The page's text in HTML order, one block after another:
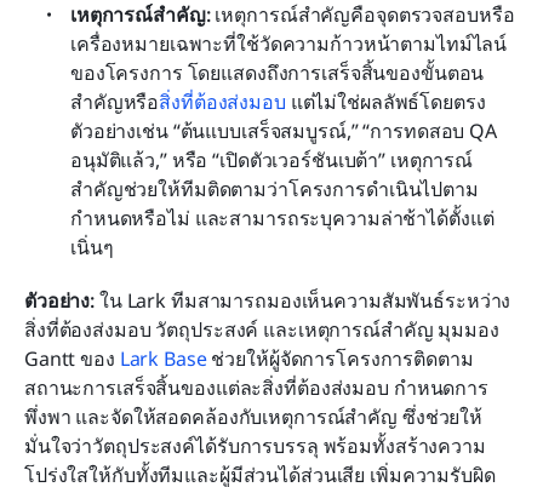
เหตุการณ์สำคัญ: เหตุการณ์สำคัญคือจุดตรวจสอบหรือ
เครื่องหมายเฉพาะที่ใช้วัดความก้าวหน้าตามไทม์ไลน์
ของโครงการ โดยแสดงถึงการเสร็จสิ้นของขั้นตอน
สำคัญหรือสิ่งที่ต้องส่งมอบ แต่ไม่ใช่ผลลัพธ์โดยตรง
ตัวอย่างเช่น “ต้นแบบเสร็จสมบูรณ์,” “การทดสอบ QA
อนุมัติแล้ว,” หรือ “เปิดตัวเวอร์ชันเบต้า” เหตุการณ์
สำคัญช่วยให้ทีมติดตามว่าโครงการดำเนินไปตาม
กำหนดหรือไม่ และสามารถระบุความล่าช้าได้ตั้งแต่
เนิ่นๆ
ตัวอย่าง: ใน Lark ทีมสามารถมองเห็นความสัมพันธ์ระหว่าง
สิ่งที่ต้องส่งมอบ วัตถุประสงค์ และเหตุการณ์สำคัญ มุมมอง
Gantt ของ Lark Base ช่วยให้ผู้จัดการโครงการติดตาม
สถานะการเสร็จสิ้นของแต่ละสิ่งที่ต้องส่งมอบ กำหนดการ
พึ่งพา และจัดให้สอดคล้องกับเหตุการณ์สำคัญ ซึ่งช่วยให้
มั่นใจว่าวัตถุประสงค์ได้รับการบรรลุ พร้อมทั้งสร้างความ
โปร่งใสให้กับทั้งทีมและผู้มีส่วนได้ส่วนเสีย เพิ่มความรับผิด